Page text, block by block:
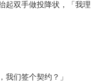
双手做投降状，「我理
们签个契约？」